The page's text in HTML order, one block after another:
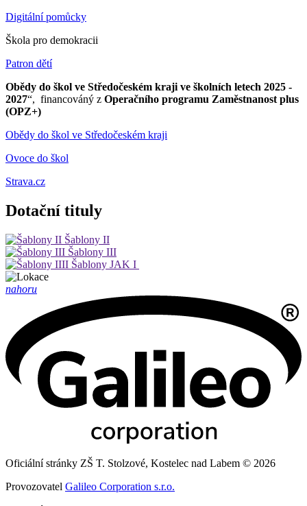
Digitální pomůcky
Škola pro demokracii
Patron dětí
Obědy do škol ve Středočeském kraji ve školních letech 2025 -
2027“, financováný z Operačního programu Zaměstnanost plus
(OPZ+)
Obědy do škol ve Středočeském kraji
Ovoce do škol
Strava.cz
Dotační tituly
Šablony II
Šablony III
Šablony JAK I
nahoru
Oficiální stránky ZŠ T. Stolzové, Kostelec nad Labem © 2026
Provozovatel Galileo Corporation s.r.o.